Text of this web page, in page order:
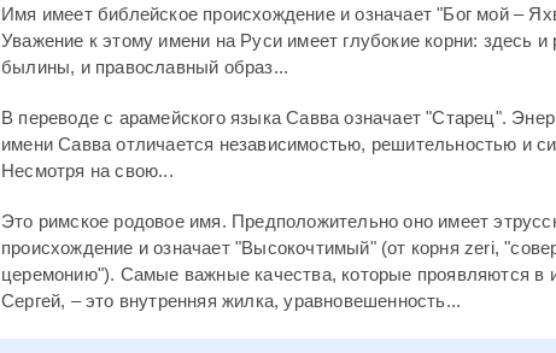
Имя имеет библейское происхождение и означает "Бог мой –
Уважение к этому имени на Руси имеет глубокие корни: здесь и
былины, и православный образ...
В переводе с арамейского языка Савва означает "Старец".
имени Савва отличается независимостью, решительностью и
Несмотря на свою...
Это римское родовое имя. Предположительно оно имеет
происхождение и означает "Высокочтимый" (от корня zeri,
церемонию"). Самые важные качества, которые проявляются в
Сергей, – это внутренняя жилка, уравновешенность...